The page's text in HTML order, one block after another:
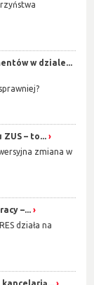
w dziale...
– to...
zmiana w
–...
działa na